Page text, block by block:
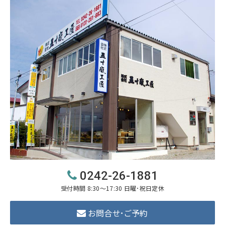
0242-26-1881
受付時間 8:30～17:30 日曜･祝日定休
お問合せ･ご予約